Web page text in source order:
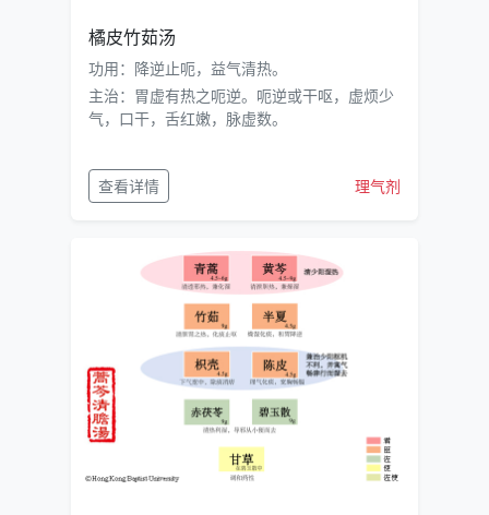
橘皮竹茹汤
功用：降逆止呃，益气清热。
主治：胃虚有热之呃逆。呃逆或干呕，虚烦少
气，口干，舌红嫩，脉虚数。
查看详情 理气剂